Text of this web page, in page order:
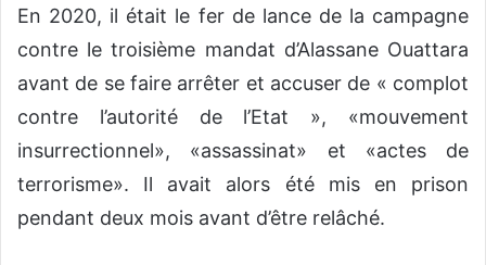
En 2020, il était le fer de lance de la campagne
contre le troisième mandat d’Alassane Ouattara
avant de se faire arrêter et accuser de « complot
contre l’autorité de l’Etat », «mouvement
insurrectionnel», «assassinat» et «actes de
terrorisme». Il avait alors été mis en prison
pendant deux mois avant d’être relâché.